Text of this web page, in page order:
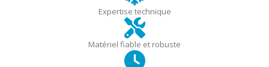
Expertise technique
Matériel fiable et robuste